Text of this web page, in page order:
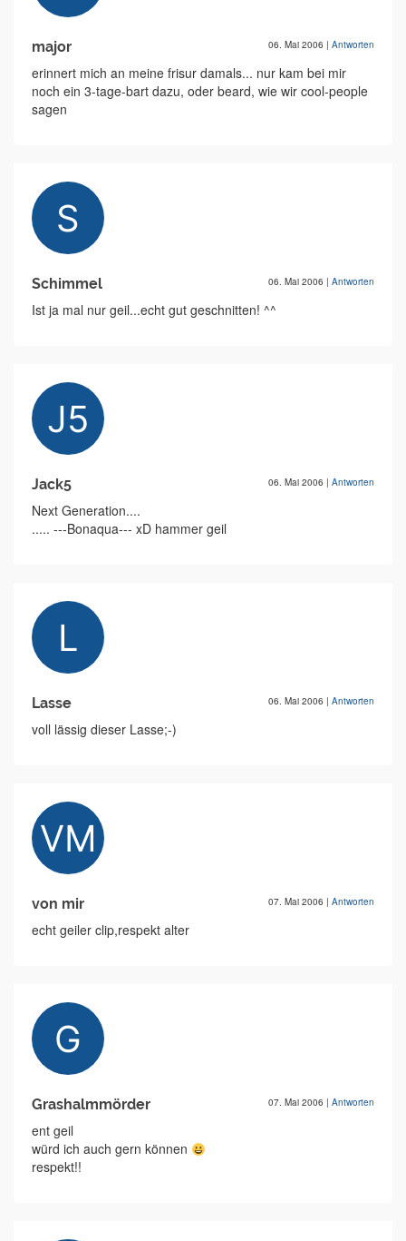
major 06. Mai 2006 | Antworten
erinnert mich an meine frisur damals... nur kam bei mir
noch ein 3-tage-bart dazu, oder beard, wie wir cool-people
sagen
Schimmel 06. Mai 2006 | Antworten
Ist ja mal nur geil...echt gut geschnitten! ^^
Jack5 06. Mai 2006 | Antworten
Next Generation....
..... ---Bonaqua--- xD hammer geil
Lasse 06. Mai 2006 | Antworten
voll lässig dieser Lasse;-)
von mir 07. Mai 2006 | Antworten
echt geiler clip,respekt alter
Grashalmmörder 07. Mai 2006 | Antworten
ent geil
würd ich auch gern können
respekt!!